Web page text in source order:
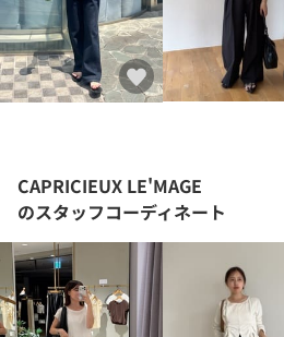
CAPRICIEUX LE'MAGE
のスタッフコーディネート